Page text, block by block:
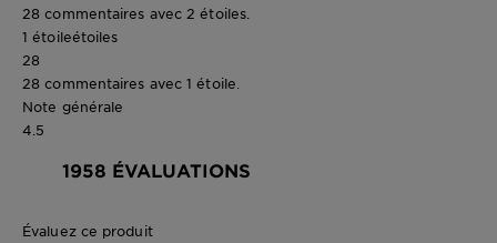
28 commentaires avec 2 étoiles.
1 étoileétoiles
28
28 commentaires avec 1 étoile.
Note générale
4.5
1958 ÉVALUATIONS
Évaluez ce produit